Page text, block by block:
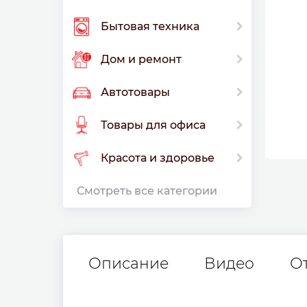
Бытовая техника
Дом и ремонт
Автотовары
Товары для офиса
Красота и здоровье
Смотреть все категории
Описание Видео